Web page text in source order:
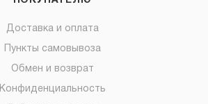
Доставка и оплата
Пункты самовывоза
Обмен и возврат
Конфиденциальность